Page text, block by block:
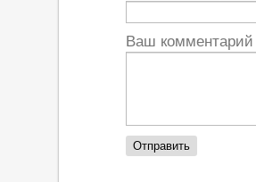
Ваш